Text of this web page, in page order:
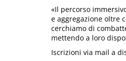
«Il percorso
e aggregazione oltre
cerchiamo di
mettendo a loro
Iscrizioni via mail a